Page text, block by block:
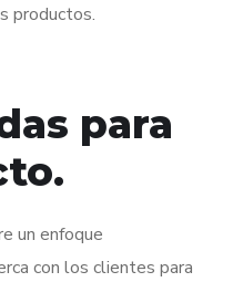
productos.
para
un enfoque
con los clientes para